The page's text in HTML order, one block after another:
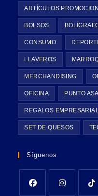
ARTÍCULOS
BOLSOS
CONSUMO
LLAVEROS
MERCHANDISING
OFICINA PUNTO
REGALOS
SET DE QUESOS
Síguenos